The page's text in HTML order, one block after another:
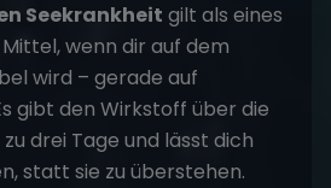
Seekrankheit gilt als eines
wenn dir auf dem
wird – gerade auf
gibt den Wirkstoff über die
drei Tage und lässt dich
statt sie zu überstehen.